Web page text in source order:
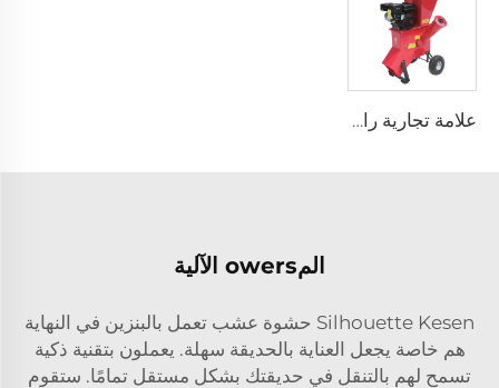
علامة تجارية رائجة من النوع الأفقي بقوة 7 حصان قابل للتخصيص ومتنقلة تعمل بالبنزين لآلة تقطيع وتدمير الأخشاب
المowers الآلية
Silhouette Kesen حشوة عشب تعمل بالبنزين في النهاية
هم خاصة يجعل العناية بالحديقة سهلة. يعملون بتقنية ذكية
تسمح لهم بالتنقل في حديقتك بشكل مستقل تمامًا. ستقوم